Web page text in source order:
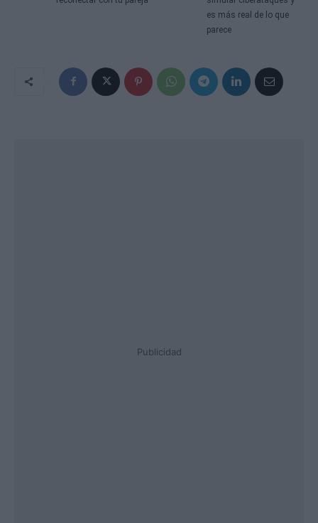
es más real de lo que
parece
Publicidad